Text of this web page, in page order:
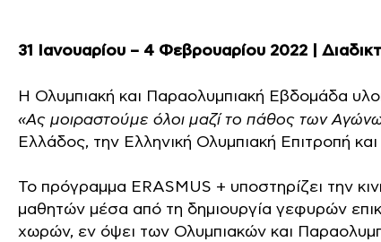
31 Ιανουαρίου – 4 Φεβρουαρίου 2022 |
Η Ολυμπιακή και Παραολυμπιακή Εβδομάδα
«Ας μοιραστούμε όλοι μαζί το πάθος των
Ελλάδος, την Ελληνική Ολυμπιακή Επιτροπή
To πρόγραμμα ERASMUS + υποστηρίζει την
μαθητών μέσα από τη δημιουργία γεφυρών
χωρών, εν όψει των Ολυμπιακών και